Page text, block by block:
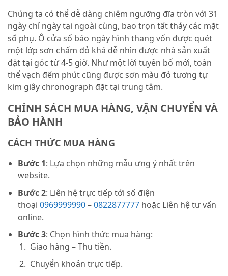
Chúng ta có thể dễ dàng chiêm ngưỡng đĩa tròn với 31
ngày chỉ ngày tại ngoài cùng, bao trọn tất thảy các mặt
số phụ. Ô cửa sổ báo ngày hình thang vốn được quét
một lớp sơn chấm đỏ khá dễ nhìn được nhà sản xuất
đặt tại góc từ 4-5 giờ. Như một lời tuyên bố mới, toàn
thể vạch đếm phút cũng được sơn màu đỏ tương tự
kim giây chronograph đặt tại trung tâm.
CHÍNH SÁCH MUA HÀNG, VẬN CHUYỂN VÀ
BẢO HÀNH
CÁCH THỨC MUA HÀNG
Bước 1: Lựa chọn những mẫu ưng ý nhất trên
website.
Bước 2: Liên hệ trực tiếp tới số điện
thoại 0969999990–0822877777 hoặc Liên hệ tư vấn
online.
Bước 3: Chọn hình thức mua hàng:
Giao hàng – Thu tiền.
Chuyển khoản trực tiếp.